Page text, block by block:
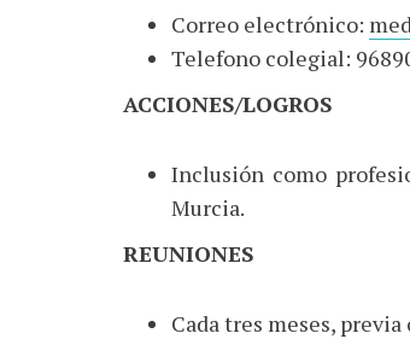
Correo electrónico:
Telefono colegial:
ACCIONES/LOGROS
Inclusión como
Murcia.
REUNIONES
Cada tres meses,